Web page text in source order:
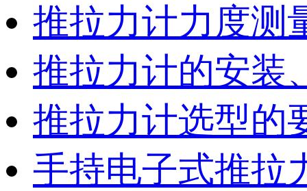
推拉力计力度测
推拉力计的安装
推拉力计选型的
手持电子式推拉